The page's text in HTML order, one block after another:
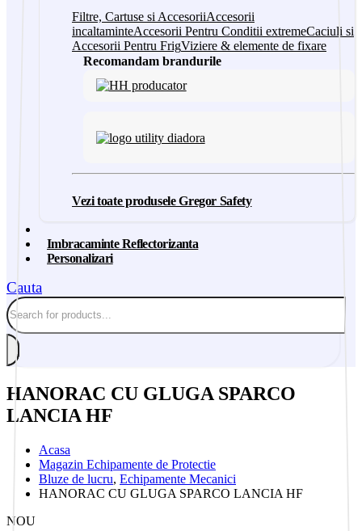
Filtre, Cartuse si AccesoriiAccesorii
incaltaminteAccesorii Pentru Conditii extremeCaciuli si
Accesorii Pentru FrigViziere & elemente de fixare
Recomandam brandurile
Vezi toate produsele Gregor Safety
Imbracaminte Reflectorizanta
Personalizari
Cauta
HANORAC CU GLUGA SPARCO
LANCIA HF
Acasa
Magazin Echipamente de Protectie
Bluze de lucru, Echipamente Mecanici
HANORAC CU GLUGA SPARCO LANCIA HF
NOU